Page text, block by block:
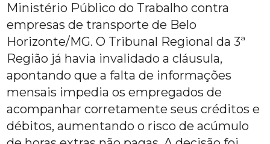
Ministério Público do Trabalho contra
empresas de transporte de Belo
Horizonte/MG. O Tribunal Regional da 3ª
Região já havia invalidado a cláusula,
apontando que a falta de informações
mensais impedia os empregados de
acompanhar corretamente seus créditos e
débitos, aumentando o risco de acúmulo